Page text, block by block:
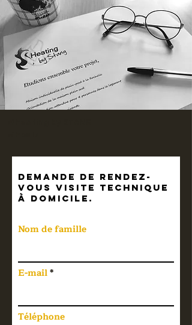
Demande de rendez-
vous visite technique
à domicile.
Nom de famille
E-mail
Téléphone